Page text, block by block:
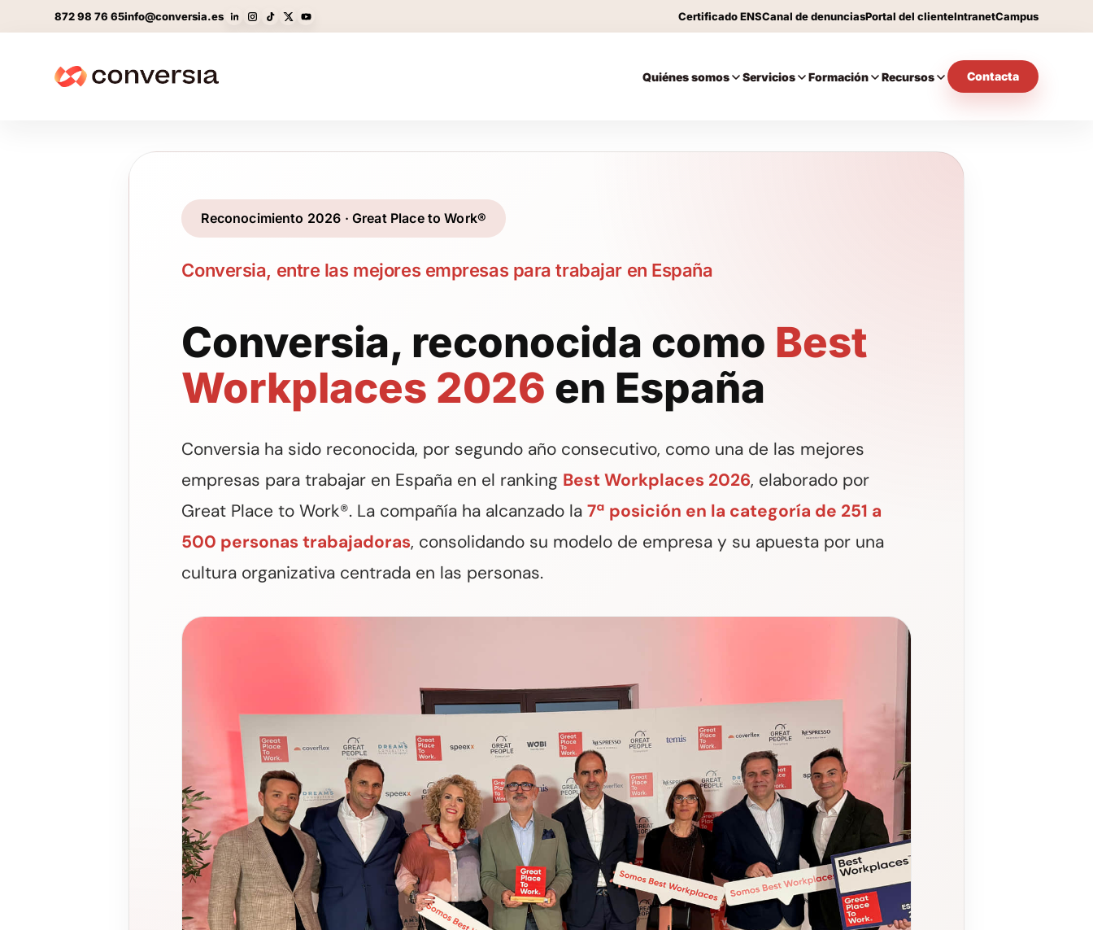
872 98 76 65info@conversia.es Certificado ENSCanal de denunciasPortal del clienteIntranetCampus
Quiénes somos Servicios Formación Recursos Contacta
Reconocimiento 2026 · Great Place to Work®
Conversia, entre las mejores empresas para trabajar en España
Conversia, reconocida como Best
Workplaces 2026 en España
Conversia ha sido reconocida, por segundo año consecutivo, como una de las mejores
empresas para trabajar en España en el ranking Best Workplaces 2026, elaborado por
Great Place to Work®. La compañía ha alcanzado la7ª posición en la categoría de 251 a
500 personas trabajadoras, consolidando su modelo de empresa y su apuesta por una
cultura organizativa centrada en las personas.